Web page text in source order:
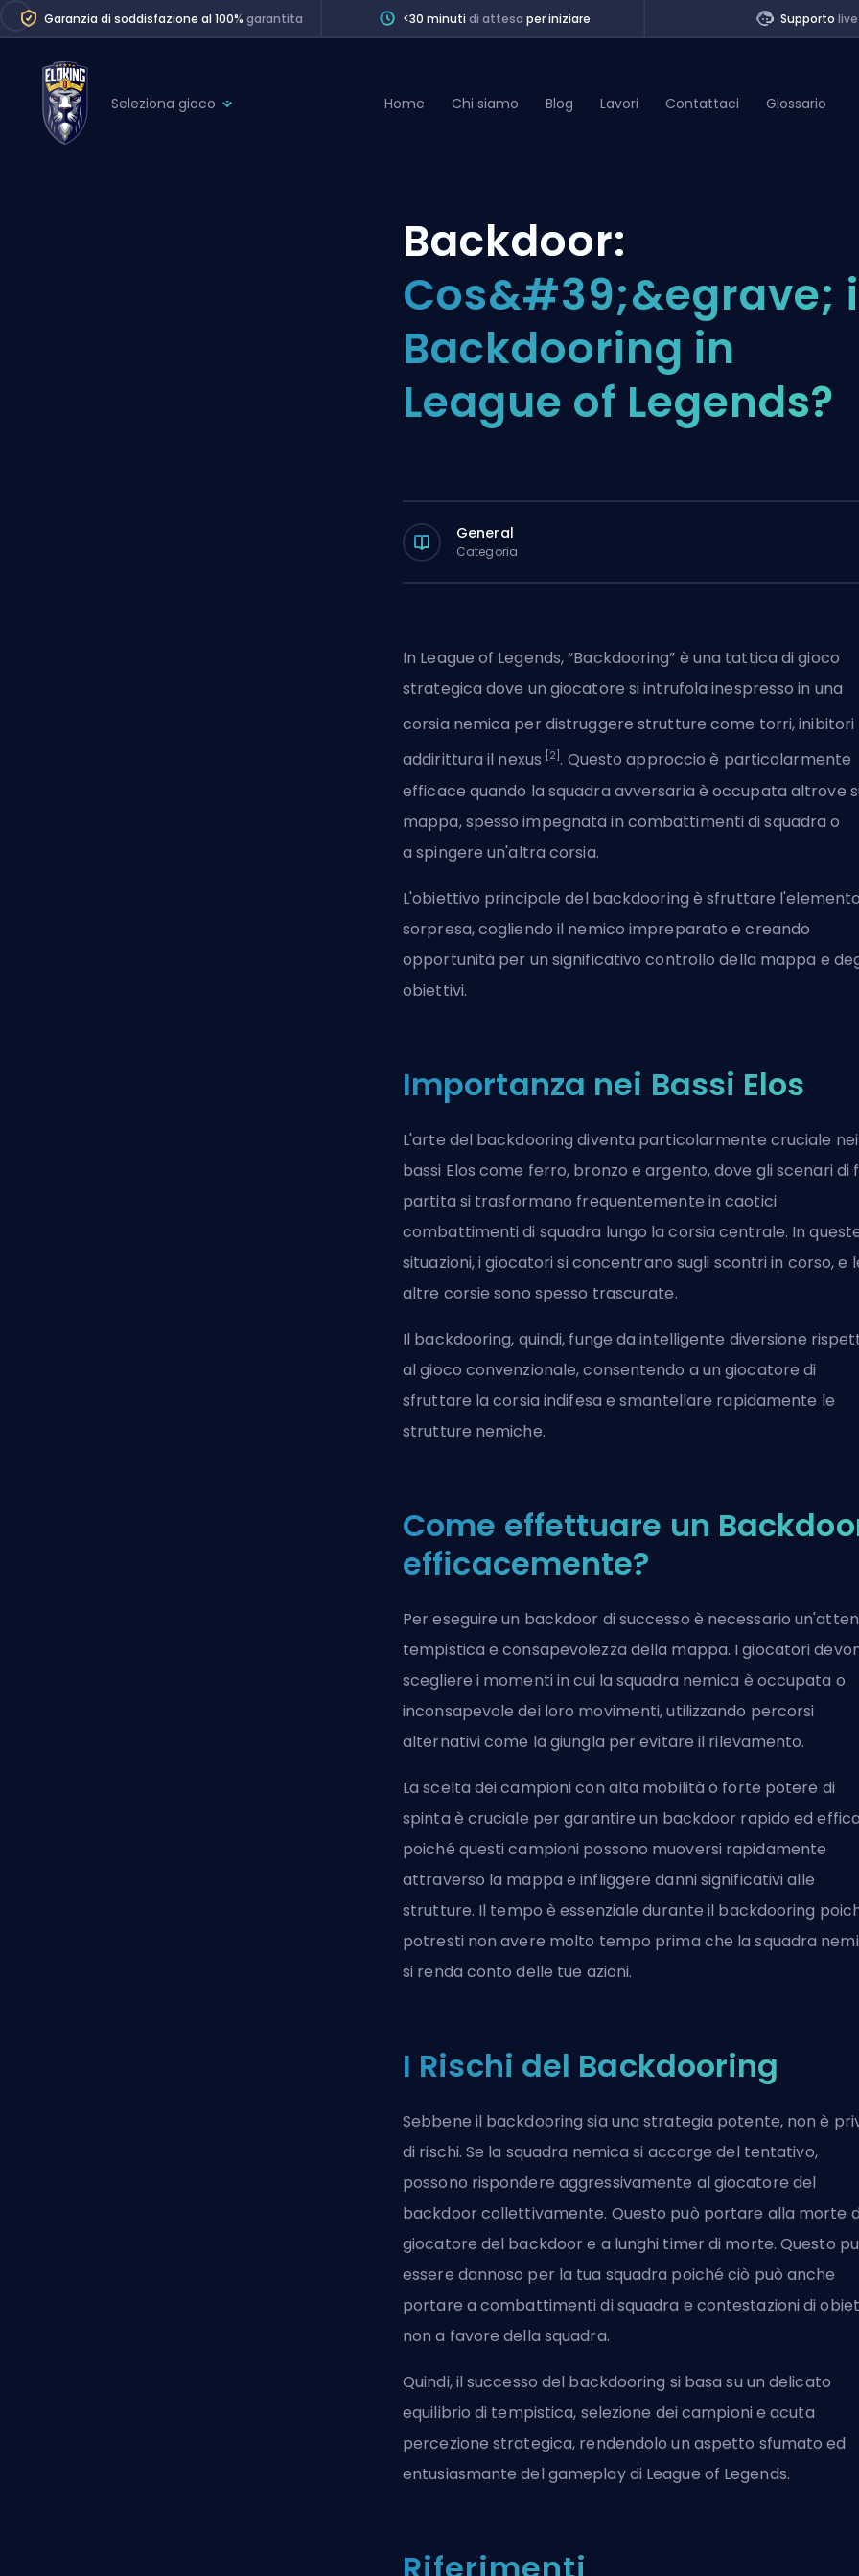
Garanzia di soddisfazione al 100%garantita <30 minutidi attesa per iniziare Supporto live
Seleziona gioco
Division Boost
Teammate
Home Chi siamo Blog Lavori Contattaci Glossario
Backdoor:
Cos&#39;&egrave;
Backdooring in
League of Legends?
General
Categoria
In League of Legends, “Backdooring” è una tattica di gioco
strategica dove un giocatore si intrufola inespresso in una
corsia nemica per distruggere strutture come torri, inibitori
addirittura il nexus
[2] . Questo approccio è particolarmente
efficace quando la squadra avversaria è occupata altrove
mappa, spesso impegnata in combattimenti di squadra o
aspingere un'altra corsia.
L'obiettivo principale del backdooring è sfruttare
sorpresa, cogliendo il nemico impreparato e creando
opportunità per un significativo controllo della mappa e
obiettivi.
Importanza nei Bassi Elos
L'arte del backdooring diventa particolarmente cruciale nei
bassi Elos come ferro, bronzo e argento, dove gli scenari di
partita si trasformano frequentemente in caotici
combattimenti di squadra lungo la corsia centrale. In
situazioni, i giocatori si concentrano sugli scontri in corso, e
altre corsie sono spesso trascurate.
Il backdooring, quindi, funge da intelligente diversione
al gioco convenzionale, consentendo a un giocatore di
sfruttare la corsia indifesa e smantellare rapidamente le
strutture nemiche.
Come effettuare un
efficacemente?
Per eseguire un backdoor di successo è necessario
tempistica e consapevolezza della mappa. I giocatori
scegliere i momenti in cui la squadra nemica è occupata o
inconsapevole dei loro movimenti, utilizzando percorsi
alternativi come la giungla per evitare il rilevamento.
La scelta dei campioni con alta mobilità o forte potere di
spinta è cruciale per garantire un backdoor rapido ed
poiché questi campioni possono muoversi rapidamente
attraverso la mappa e infliggere danni significativi alle
strutture. Il tempo è essenziale durante il backdooring
potresti non avere molto tempo prima che la squadra
si renda conto delle tue azioni.
I Rischi del Backdooring
Sebbene il backdooring sia una strategia potente, non è
di rischi. Se la squadra nemica si accorge del tentativo,
possono rispondere aggressivamente al giocatore del
backdoor collettivamente. Questo può portare alla morte
giocatore del backdoor e a lunghi timer di morte. Questo
essere dannoso per la tua squadra poiché ciò può anche
portare a combattimenti di squadra e contestazioni di
non a favore della squadra.
Quindi, il successo del backdooring si basa su un delicato
equilibrio di tempistica, selezione dei campioni e acuta
percezione strategica, rendendolo un aspetto sfumato ed
entusiasmante del gameplay di League of Legends.